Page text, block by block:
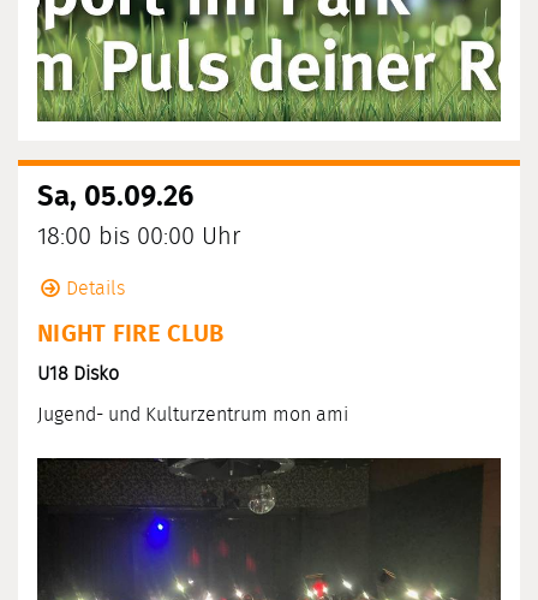
Sa, 05.09.26
18:00 bis 00:00 Uhr
Details
NIGHT FIRE CLUB
U18 Disko
Jugend- und Kulturzentrum mon ami